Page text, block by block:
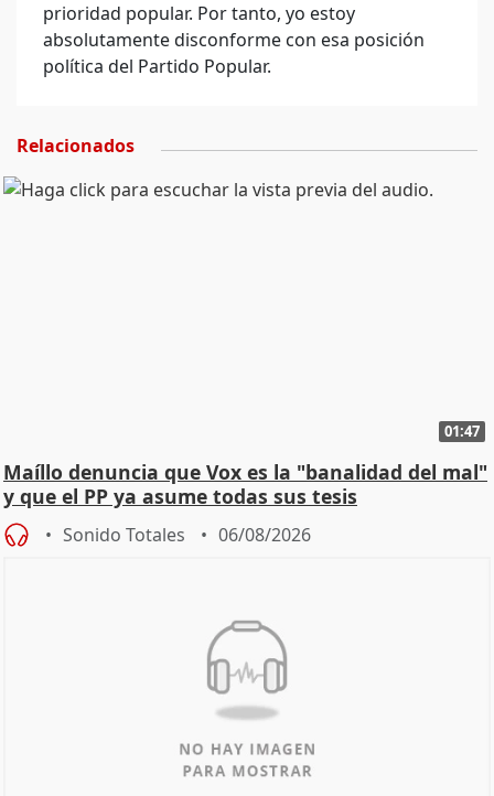
prioridad popular. Por tanto, yo estoy
absolutamente disconforme con esa posición
política del Partido Popular.
Relacionados
01:47
Maíllo denuncia que Vox es la "banalidad del mal"
y que el PP ya asume todas sus tesis
Sonido Totales 06/08/2026